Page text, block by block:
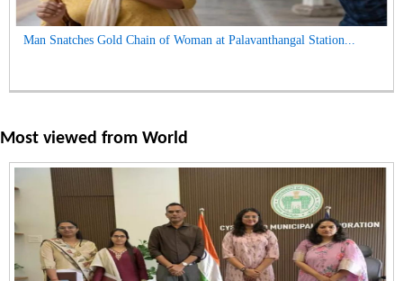
Man Snatches Gold Chain of Woman at Palavanthangal Station...
Most viewed from World